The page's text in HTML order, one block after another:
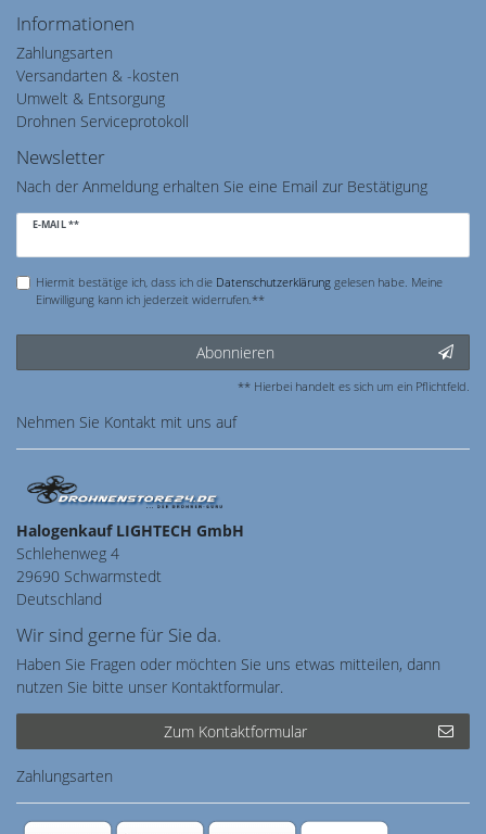
Informationen
Zahlungsarten
Versandarten & -kosten
Umwelt & Entsorgung
Drohnen Serviceprotokoll
Newsletter
Nach der Anmeldung erhalten Sie eine Email zur Bestätigung
E-MAIL **
Newsletter
Hiermit bestätige ich, dass ich die Daten­schutz­erklärunggelesen habe. Meine
Einwilligung kann ich jederzeit widerrufen.**
Abonnieren
** Hierbei handelt es sich um ein Pflichtfeld.
Nehmen Sie Kontakt mit uns auf
Halogenkauf LIGHTECH GmbH
Schlehenweg 4
29690 Schwarmstedt
Deutschland
Wir sind gerne für Sie da.
Haben Sie Fragen oder möchten Sie uns etwas mitteilen, dann
nutzen Sie bitte unser Kontaktformular.
Zum Kontaktformular
Zahlungsarten